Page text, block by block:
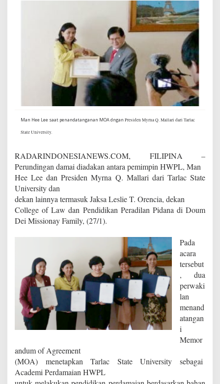
k
o
l
a
h
e
b
a
g
i
d
e
m
e
r
d
a
m
H
W
Man Hee Lee saat penandatanganan MOA dngan Presiden Myrna Q. Mallari dari Tarlac
State University.
RADARINDONESIANEWS.COM, FILIPINA –
Perundingan damai diadakan antara pemimpin HWPL, Man
Hee Lee dan Presiden Myrna Q. Mallari dari Tarlac State
University dan
dekan lainnya termasuk Jaksa Leslie T. Orencia, dekan
College of Law dan Pendidikan Peradilan Pidana di Doum
Dei Missionay Family, (27/1).
Pada
acara
tersebut
, dua
perwaki
lan
menand
atangan
i
Memor
andum of Agreement
(MOA) menetapkan Tarlac State University sebagai
Academi Perdamaian HWPL